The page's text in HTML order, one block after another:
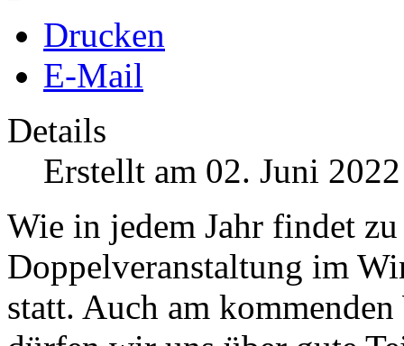
Drucken
E-Mail
Details
Erstellt am 02. Juni 2022
Wie in jedem Jahr findet
Doppelveranstaltung im
statt. Auch am